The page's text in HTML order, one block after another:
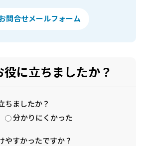
問合せメールフォーム
に立ちましたか？
ちましたか？
分かりにくかった
やすかったですか？